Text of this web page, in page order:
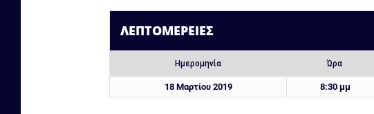
ΛΕΠΤΟΜΈΡΕΙΕΣ
Ημερομηνία Ώρα
18 Μαρτίου 2019 8:30 μμ